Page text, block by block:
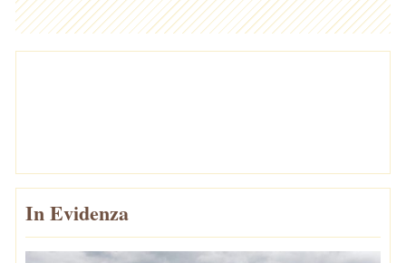
In Evidenza